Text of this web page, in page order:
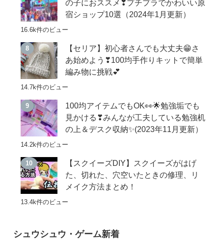
の子におススメ❣プチプラでかわいい原
宿ショップ10選（2024年1月更新）
16.6k件のビュー
【セリア】初心者さんでも大丈夫😁さ
あ始めよう❣100均手作りキットで簡単
編み物に挑戦💕
14.7k件のビュー
100均アイテムでもOK👀🌟勉強垢でも
見かける❣みんなが工夫している勉強机
の上＆デスク収納✨(2023年11月更新）
14.2k件のビュー
【スクイーズDIY】スクイーズがはげ
た、切れた、穴空いたときの修理、リ
メイク方法まとめ！
13.4k件のビュー
シュウシュウ・ゲーム新着